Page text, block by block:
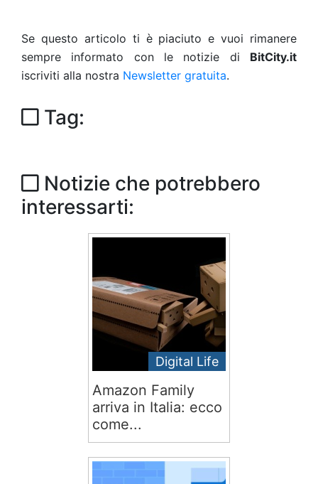
Se questo articolo ti è piaciuto e vuoi rimanere
sempre informato con le notizie di BitCity.it
iscriviti alla nostra Newsletter gratuita.
Tag:
Notizie che potrebbero
interessarti:
Digital Life
Amazon Family
arriva in Italia: ecco
come...